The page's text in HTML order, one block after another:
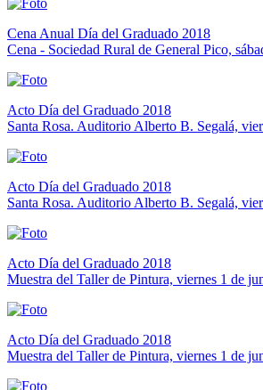
Cena Anual Día del Graduado 2018
Cena - Sociedad Rural de General Pico,
Acto Día del Graduado 2018
Santa Rosa. Auditorio Alberto B. Segalá,
Acto Día del Graduado 2018
Santa Rosa. Auditorio Alberto B. Segalá,
Acto Día del Graduado 2018
Muestra del Taller de Pintura, viernes 1 de
Acto Día del Graduado 2018
Muestra del Taller de Pintura, viernes 1 de